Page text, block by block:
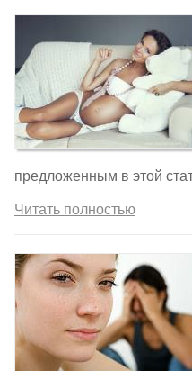
предложенным в этой
Читать полностью